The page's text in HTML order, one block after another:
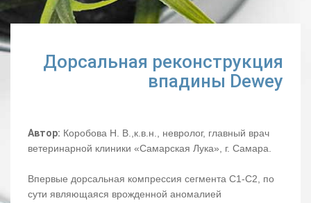
Дорсальная реконструкция
впадины Dewey
Автор: Коробова Н. В.,к.в.н., невролог, главный врач
ветеринарной клиники «Самарская Лука», г. Самара.
Впервые дорсальная компрессия сегмента С1-С2, по
сути являющаяся врожденной аномалией